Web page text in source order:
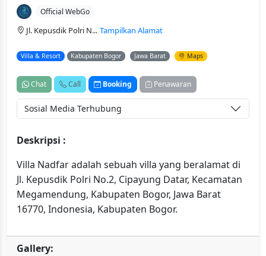
Official WebGo
Jl. Kepusdik Polri N... Tampilkan Alamat
Villa & Resort Kabupaten Bogor Jawa Barat Maps
Chat Call Booking Penawaran
Sosial Media Terhubung
Deskripsi :
Villa Nadfar adalah sebuah villa yang beralamat di
Jl. Kepusdik Polri No.2, Cipayung Datar, Kecamatan
Megamendung, Kabupaten Bogor, Jawa Barat
16770, Indonesia, Kabupaten Bogor.
Gallery: